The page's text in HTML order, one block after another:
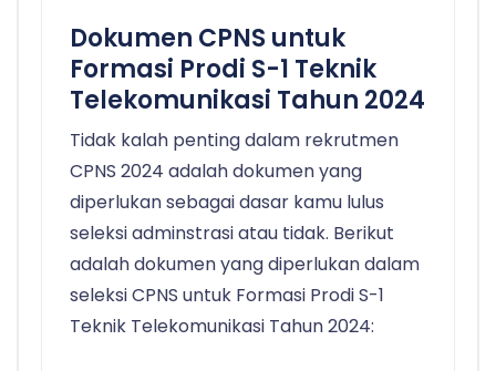
Dokumen CPNS untuk
Formasi Prodi S-1 Teknik
Telekomunikasi Tahun 2024
Tidak kalah penting dalam rekrutmen
CPNS 2024 adalah dokumen yang
diperlukan sebagai dasar kamu lulus
seleksi adminstrasi atau tidak. Berikut
adalah dokumen yang diperlukan dalam
seleksi CPNS untuk Formasi Prodi S-1
Teknik Telekomunikasi Tahun 2024: